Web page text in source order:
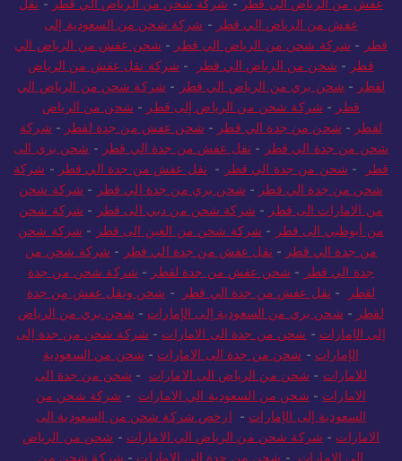
عفش من الرياض الي قطر
-شركة شحن من الرياض الي قطر-
عفش من الرياض الي قطر-
شركة شحن من السعودية إلى
قطر- شركة شحن من الرياض الي قطر-شحن عفش من الرياض الي
قطر-شحن من الرياض الي قطر- شركة نقل عفش من الرياض
لقطر-شحن بري من الرياض الي قطر -شركة شحن من الرياض الي
قطر- شركة شحن من الرياض إلى قطر -شحن من الرياض
لقطر - شحن من جدة الي قطر-شحن عفش من جدة لقطر-شركة
شحن من جدة الي قطر- نقل عفش من جدة الي قطر-
شحن بري الى
قطر - شحن من جدة الي قطر-نقل عفش من جدة الي قطر-شركة
شحن من جدة الي قطر - شحن بري من جدة الي قطر - شركة شحن
من الامارات الى قطر-شركة شحن من دبي الى قطر - شركة شحن
من أبوظبي الى قطر - شركة شحن من العين الى قطر -شركة شحن
من جدة الي قطر-نقل عفش من جدة الي قطر -شركة شحن من
جدة الي قطر-شحن عفش من جدة لقطر- شركة شحن من جدة
لقطر - نقل عفش من جدة الي قطر- شحن ونقل عفش من جدة
لقطر-شحن بري من السعودية إلى الإمارات- شحن بري من الرياض
إلى الإمارات- شحن من جدة الى الامارات- شركة شحن من جدة إلى
الإمارات-شحن من جدة الى الامارات-
شحن من السعودية
للامارات - شحن من الرياض الى الامارات- شحن من جدة الى
الامارات-شحن من السعودية الي الامارات-شركة شحن من
السعودية إلى الإمارات -ارخص شركة شحن من السعودية الى
الامارات- شركة شحن من الرياض الي الامارات - شحن من الرياض